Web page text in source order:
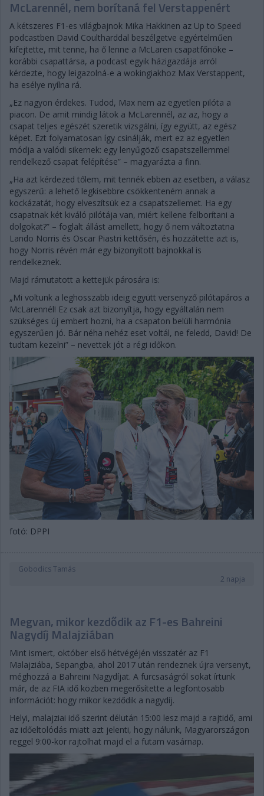
McLarennél, nem borítaná fel Verstappenért
A kétszeres F1-es világbajnok Mika Hakkinen az Up to Speed
podcastben David Coultharddal beszélgetve egyértelműen
kifejtette, mit tenne, ha ő lenne a McLaren csapatfőnöke –
korábbi csapattársa, a podcast egyik házigazdája arról
kérdezte, hogy leigazolná-e a wokingiakhoz Max Verstappent,
ha esélye nyílna rá.
„Ez nagyon érdekes. Tudod, Max nem az egyetlen pilóta a
piacon. De amit mindig látok a McLarennél, az az, hogy a
csapat teljes egészét szeretik vizsgálni, így együtt, az egész
képet. Ezt folyamatosan így csinálják, mert ez az egyetlen
módja a valódi sikernek: egy lenyűgöző csapatszellemmel
rendelkező csapat felépítése” – magyarázta a finn.
„Ha azt kérdezed tőlem, mit tennék ebben az esetben, a válasz
egyszerű: a lehető legkisebbre csökkenteném annak a
kockázatát, hogy elveszítsük ez a csapatszellemet. Ha egy
csapatnak két kiváló pilótája van, miért kellene felborítani a
dolgokat?” – foglalt állást amellett, hogy ő nem változtatna
Lando Norris és Oscar Piastri kettősén, és hozzátette azt is,
hogy Norris révén már egy bizonyított bajnokkal is
rendelkeznek.
Majd rámutatott a kettejük párosára is:
„Mi voltunk a leghosszabb ideig együtt versenyző pilótapáros a
McLarennél! Ez csak azt bizonyítja, hogy egyáltalán nem
szükséges új embert hozni, ha a csapaton belüli harmónia
egyszerűen jó. Bár néha nehéz eset voltál, ne feledd, David! De
tudtam kezelni” – nevettek jót a régi időkön.
fotó: DPPI
Gobodics Tamás
2 napja
Megvan, mikor kezdődik az F1-es Bahreini
Nagydíj Malajziában
Mint ismert, október első hétvégéjén visszatér az F1
Malajziába, Sepangba, ahol 2017 után rendeznek újra versenyt,
méghozzá a Bahreini Nagydíjat. A furcsaságról sokat írtunk
már, de az FIA idő közben megerősítette a legfontosabb
információt: hogy mikor kezdődik a nagydíj.
Helyi, malajziai idő szerint délután 15:00 lesz majd a rajtidő, ami
az időeltolódás miatt azt jelenti, hogy nálunk, Magyarországon
reggel 9:00-kor rajtolhat majd el a futam vasárnap.